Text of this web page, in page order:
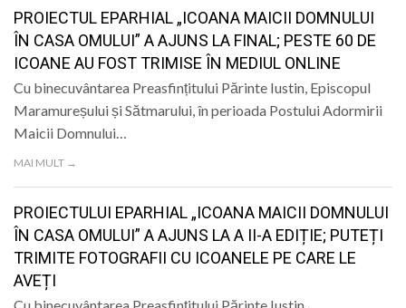
PROIECTUL EPARHIAL „ICOANA MAICII DOMNULUI
ÎN CASA OMULUI” A AJUNS LA FINAL; PESTE 60 DE
ICOANE AU FOST TRIMISE ÎN MEDIUL ONLINE
Cu binecuvântarea Preasfințitului Părinte Iustin, Episcopul
Maramureșului și Sătmarului, în perioada Postului Adormirii
Maicii Domnului…
MAI MULT →
PROIECTULUI EPARHIAL „ICOANA MAICII DOMNULUI
ÎN CASA OMULUI” A AJUNS LA A II-A EDIȚIE; PUTEȚI
TRIMITE FOTOGRAFII CU ICOANELE PE CARE LE
AVEȚI